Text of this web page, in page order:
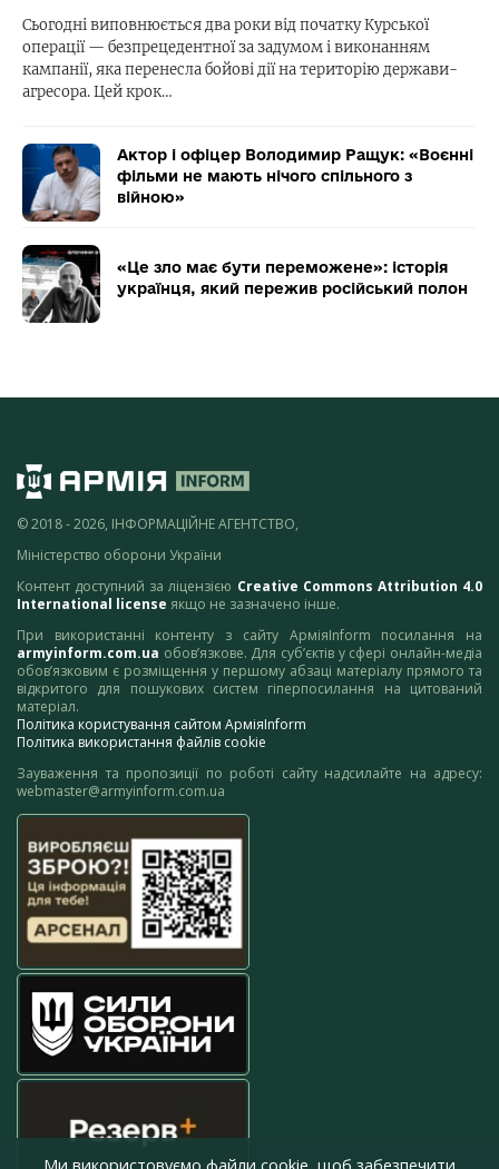
Сьогодні виповнюється два роки від початку Курської
операції — безпрецедентної за задумом і виконанням
кампанії, яка перенесла бойові дії на територію держави-
агресора. Цей крок…
Актор і офіцер Володимир Ращук: «Воєнні
фільми не мають нічого спільного з
війною»
«Це зло має бути переможене»: історія
українця, який пережив російський полон
© 2018 - 2026, ІНФОРМАЦІЙНЕ АГЕНТСТВО,
Міністерство оборони України
Контент доступний за ліцензією Creative Commons Attribution 4.0
International license якщо не зазначено інше.
При використанні контенту з сайту АрміяInform посилання на
armyinform.com.ua обов’язкове. Для суб’єктів у сфері онлайн-медіа
обов’язковим є розміщення у першому абзаці матеріалу прямого та
відкритого для пошукових систем гіперпосилання на цитований
матеріал.
Політика користування сайтом АрміяInform
Політика використання файлів cookie
Зауваження та пропозиції по роботі сайту надсилайте на адресу:
webmaster@armyinform.com.ua